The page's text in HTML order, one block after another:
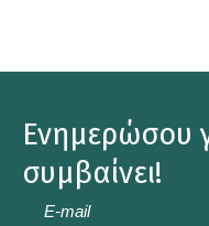
Ενημερώσου
συμβαίνει!